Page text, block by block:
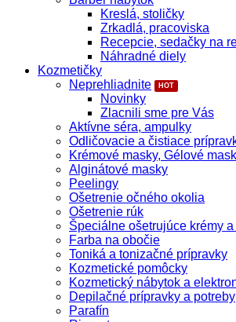
Kreslá, stoličky
Zrkadlá, pracoviska
Recepcie, sedačky na
Náhradné diely
Kozmetičky
Neprehliadnite
Novinky
Zlacnili sme pre Vás
Aktívne séra, ampulky
Odličovacie a čistiace
Krémové masky, Gélové
Alginátové masky
Peelingy
Ošetrenie očného okolia
Ošetrenie rúk
Špeciálne ošetrujúce krémy a
Farba na obočie
Toniká a tonizačné prípravky
Kozmetické pomôcky
Kozmetický nábytok a
Depilačné prípravky a potreby
Parafín